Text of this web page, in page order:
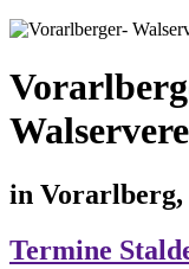
in
Termine